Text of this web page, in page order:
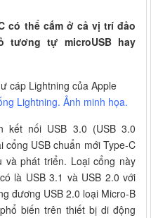
có thể cắm ở cả vị trí đảo
tương tự microUSB hay
Lightning. Ảnh minh họa.
kết nối USB 3.0 (USB 3.0
cổng USB chuẩn mới Type-C
và phát triển. Loại cổng này
là USB 3.1 và USB 2.0 với
đương USB 2.0 loại Micro-B
biến trên thiết bị di động